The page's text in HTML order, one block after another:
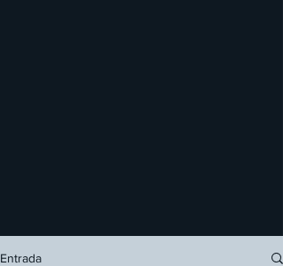
Entrada